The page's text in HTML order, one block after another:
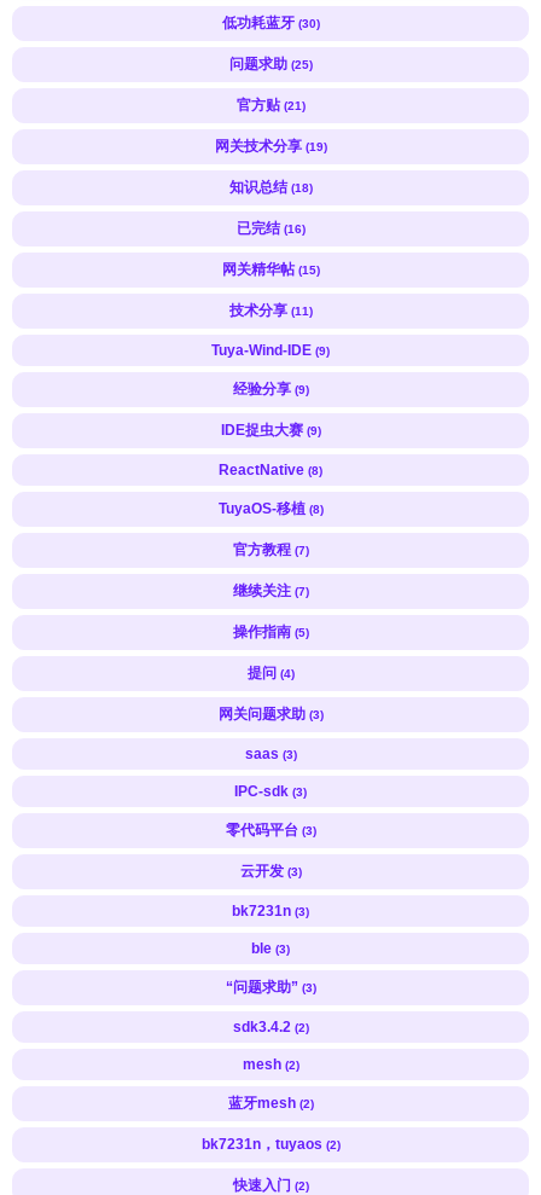
低功耗蓝牙 (30)
问题求助 (25)
官方贴 (21)
网关技术分享 (19)
知识总结 (18)
已完结 (16)
网关精华帖 (15)
技术分享 (11)
Tuya-Wind-IDE (9)
经验分享 (9)
IDE捉虫大赛 (9)
ReactNative (8)
TuyaOS-移植 (8)
官方教程 (7)
继续关注 (7)
操作指南 (5)
提问 (4)
网关问题求助 (3)
saas (3)
IPC-sdk (3)
零代码平台 (3)
云开发 (3)
bk7231n (3)
ble (3)
“问题求助” (3)
sdk3.4.2 (2)
mesh (2)
蓝牙mesh (2)
bk7231n，tuyaos (2)
快速入门 (2)